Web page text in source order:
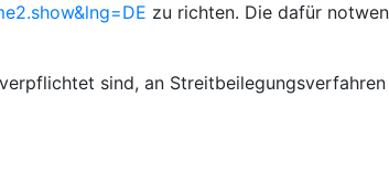
zu richten. Die dafür
sind, an